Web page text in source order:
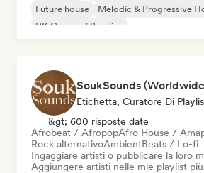
Future house
Melodic & Progressive
UK Garage / Bassline
SoukSounds
Etichetta, Curatore Di
&gt; 600 risposte date
Afrobeat / AfropopAfro House /
Rock alternativoAmbientBeats / Lo-fi
Ingaggiare artisti o pubblicare la loro
Aggiungere artisti nelle mie playlist